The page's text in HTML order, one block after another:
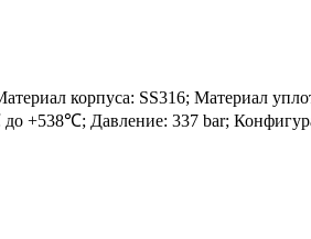
корпуса: SS316; Материал
+538℃; Давление: 337 bar;